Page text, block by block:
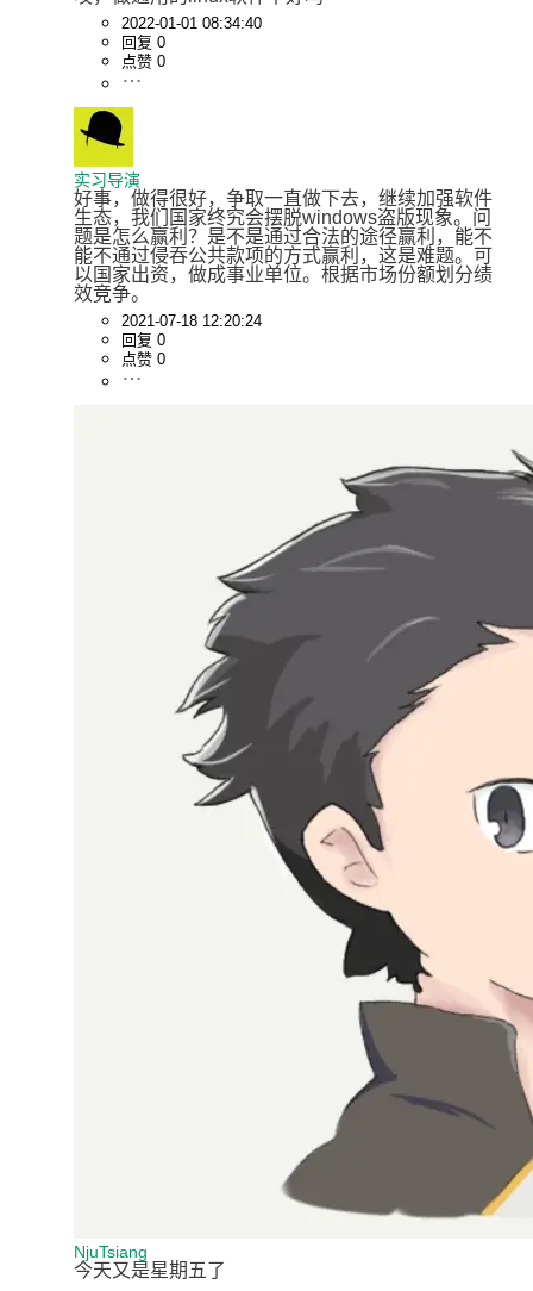
2022-01-01 08:34:40
回复 0
点赞 0
实习导演
好事，做得很好，争取一直做下去，继续加强软件
生态，我们国家终究会摆脱windows盗版现象。问
题是怎么赢利？是不是通过合法的途径赢利，能不
能不通过侵吞公共款项的方式赢利，这是难题。可
以国家出资，做成事业单位。根据市场份额划分绩
效竞争。
2021-07-18 12:20:24
回复 0
点赞 0
NjuTsiang
今天又是星期五了